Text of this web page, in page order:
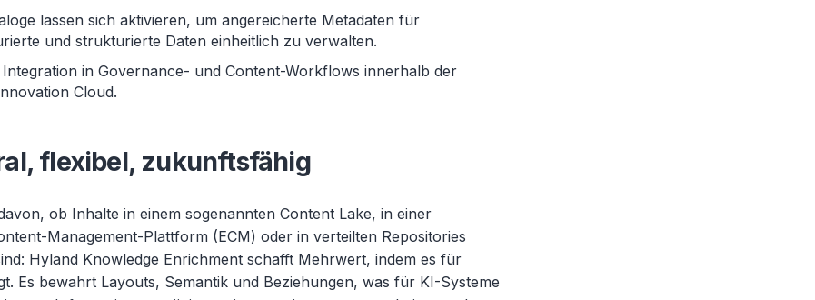
lassen sich aktivieren, um angereicherte Metadaten für
und strukturierte Daten einheitlich zu verwalten.
in Governance- und Content-Workflows innerhalb der
Cloud.
flexibel, zukunftsfähig
ob Inhalte in einem sogenannten Content Lake, in einer
Management-Plattform (ECM) oder in verteilten Repositories
Hyland Knowledge Enrichment schafft Mehrwert, indem es für
Es bewahrt Layouts, Semantik und Beziehungen, was für KI-Systeme